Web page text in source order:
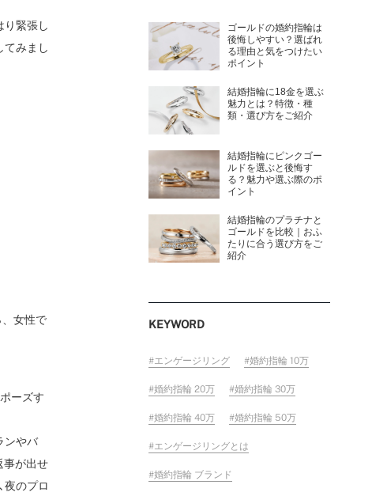
り緊張し
てみまし
女性で
ーズす
ンやバ
事が出せ
夜のプロ
ゴールドの婚約指輪は
後悔しやすい？選ばれ
る理由と気をつけたい
ポイント
結婚指輪に18金を選ぶ
魅力とは？特徴・種
類・選び方をご紹介
結婚指輪にピンクゴー
ルドを選ぶと後悔す
る？魅力や選ぶ際のポ
イント
結婚指輪のプラチナと
ゴールドを比較｜おふ
たりに合う選び方をご
紹介
KEYWORD
エンゲージリング 婚約指輪 10万
婚約指輪 20万 婚約指輪 30万
婚約指輪 40万 婚約指輪 50万
エンゲージリングとは
婚約指輪 ブランド